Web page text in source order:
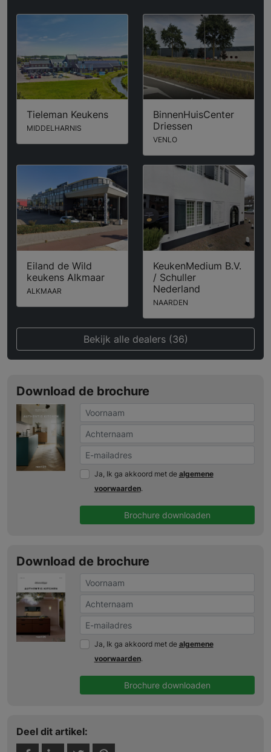
Tieleman Keukens
MIDDELHARNIS
BinnenHuisCenter
Driessen
VENLO
Eiland de Wild
keukens Alkmaar
ALKMAAR
KeukenMedium B.V.
/ Schuller
Nederland
NAARDEN
Bekijk alle dealers (36)
Download de brochure
Ja, Ik ga akkoord met de algemene
voorwaarden.
Brochure downloaden
Download de brochure
Ja, Ik ga akkoord met de algemene
voorwaarden.
Brochure downloaden
Deel dit artikel: